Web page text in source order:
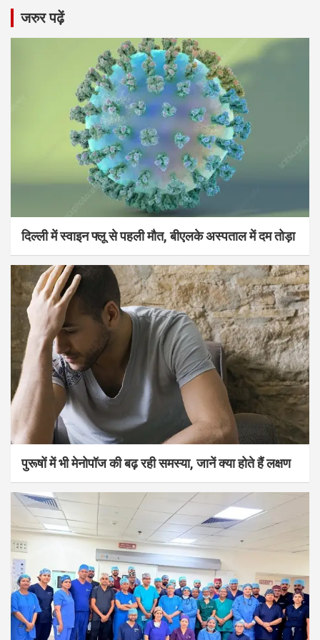
जरुर पढ़ें
दिल्ली में स्वाइन फ्लू से पहली मौत, बीएलके अस्पताल में दम तोड़ा
पुरूषों में भी मेनोपॉज की बढ़ रही समस्या, जानें क्या होते हैं लक्षण